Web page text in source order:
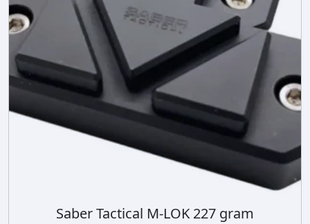
Saber Tactical M-LOK 227 gram